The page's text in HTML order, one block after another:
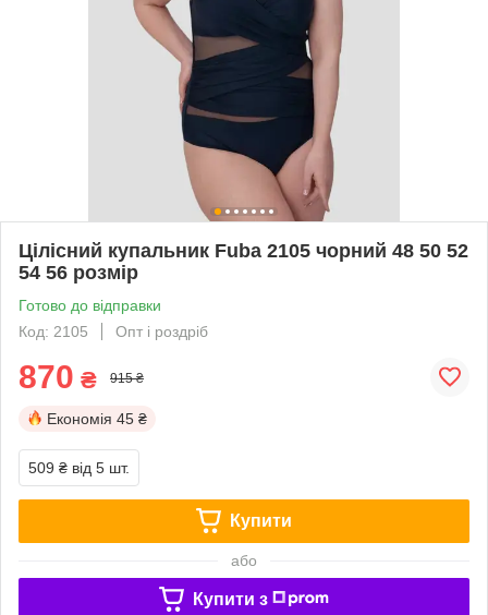
Цілісний купальник Fuba 2105 чорний 48 50 52
54 56 розмір
Готово до відправки
Код: 2105
Опт і роздріб
870 ₴ 915 ₴
Економія 45 ₴
509 ₴ від 5 шт.
Купити
або
Купити з